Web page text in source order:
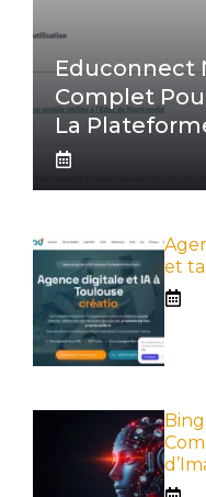
Educonnect
Complet
La
et